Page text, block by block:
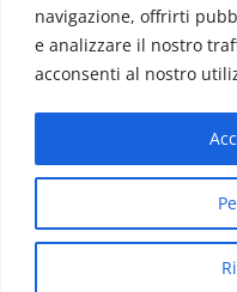
navigazione, offrirti
e analizzare il nostro
acconsenti al nostro
Redazione:
Direttore:
Info & Commerciale:
Home News
Il Blog del
Copyright © All